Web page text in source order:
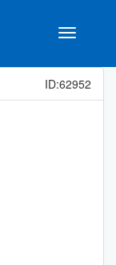
Toggle
ID:62952